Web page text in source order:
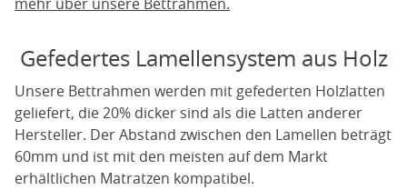
Gefedertes Lamellensystem aus Holz
Unsere Bettrahmen werden mit gefederten Holzlatten
geliefert, die 20% dicker sind als die Latten anderer
Hersteller. Der Abstand zwischen den Lamellen beträgt
60mm und ist mit den meisten auf dem Markt
erhältlichen Matratzen kompatibel.